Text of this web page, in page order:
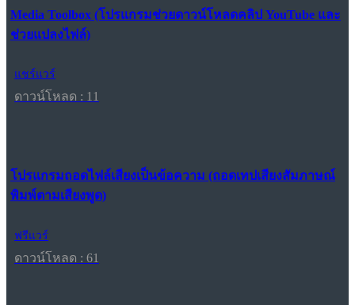
Media Toolbox (โปรแกรมช่วยดาวน์โหลดคลิป YouTube และ
ช่วยแปลงไฟล์)
แชร์แวร์
ดาวน์โหลด : 11
โปรแกรมถอดไฟล์เสียงเป็นข้อความ (ถอดเทปเสียงสัมภาษณ์
พิมพ์ตามเสียงพูด)
ฟรีแวร์
ดาวน์โหลด : 61